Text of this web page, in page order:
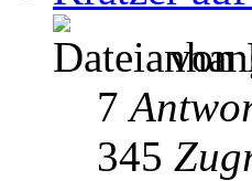
von
7
345